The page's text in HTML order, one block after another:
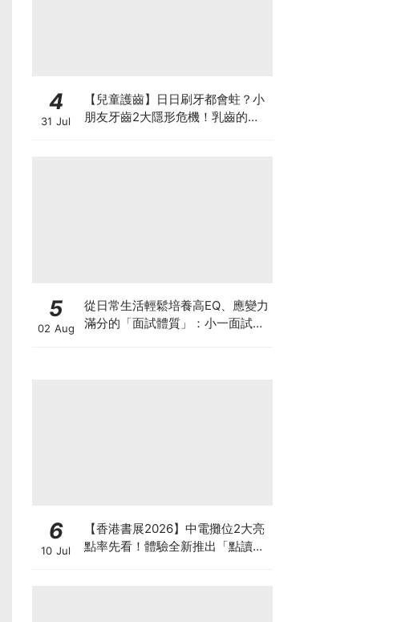
4
31 Jul
【兒童護齒】日日刷牙都會蛀？小
朋友牙齒2大隱形危機！乳齒的琺
5
02 Aug
從日常生活輕鬆培養高EQ、應變力
滿分的「面試體質」：小一面試最
6
10 Jul
【香港書展2026】中電攤位2大亮
點率先看！體驗全新推出「點讀故